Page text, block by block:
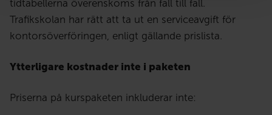
tidtabellerna överenskoms från fall till fall.
Trafikskolan har rätt att ta ut en serviceavgift för
kontorsöverföringen, enligt gällande prislista.
Ytterligare kostnader inte i paketen
Priserna på kurspaketen inkluderar inte: